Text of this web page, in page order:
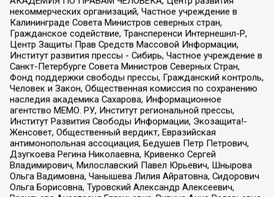
некоммерческих организаций, Частное учреждение в
Калининграде Совета Министров северных стран,
Гражданское содействие, Трансперенси Интернешнл-Р,
Центр Защиты Прав Средств Массовой Информации,
Институт развития прессы - Сибирь, Частное учреждение в
Санкт-Петербурге Совета Министров Северных Стран,
Фонд поддержки свободы прессы, Гражданский контроль,
Человек и Закон, Общественная комиссия по сохранению
наследия академика Сахарова, Информационное
агентство МЕМО. РУ, Институт региональной прессы,
Институт Развития Свободы Информации, Экозащита!-
Женсовет, Общественный вердикт, Евразийская
антимонопольная ассоциация, Бедушев Петр Петрович,
Дзугкоева Регина Николаевна, Кривенко Сергей
Владимирович, Милославский Павел Юрьевич, Шнырова
Ольга Вадимовна, Чанышева Лилия Айратовна, Сидорович
Ольга Борисовна, Туровский Александр Алексеевич,